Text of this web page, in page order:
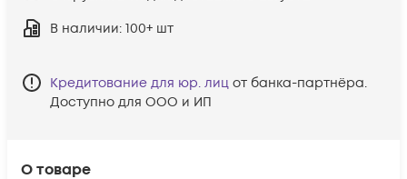
О товаре
В наличии: 100+ шт
Кредитование для юр. лиц от банка-партнёра.
Доступно для ООО и ИП